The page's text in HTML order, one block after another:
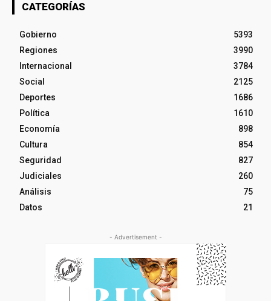
CATEGORÍAS
Gobierno
5393
Regiones
3990
Internacional
3784
Social
2125
Deportes
1686
Política
1610
Economía
898
Cultura
854
Seguridad
827
Judiciales
260
Análisis
75
Datos
21
- Advertisement -